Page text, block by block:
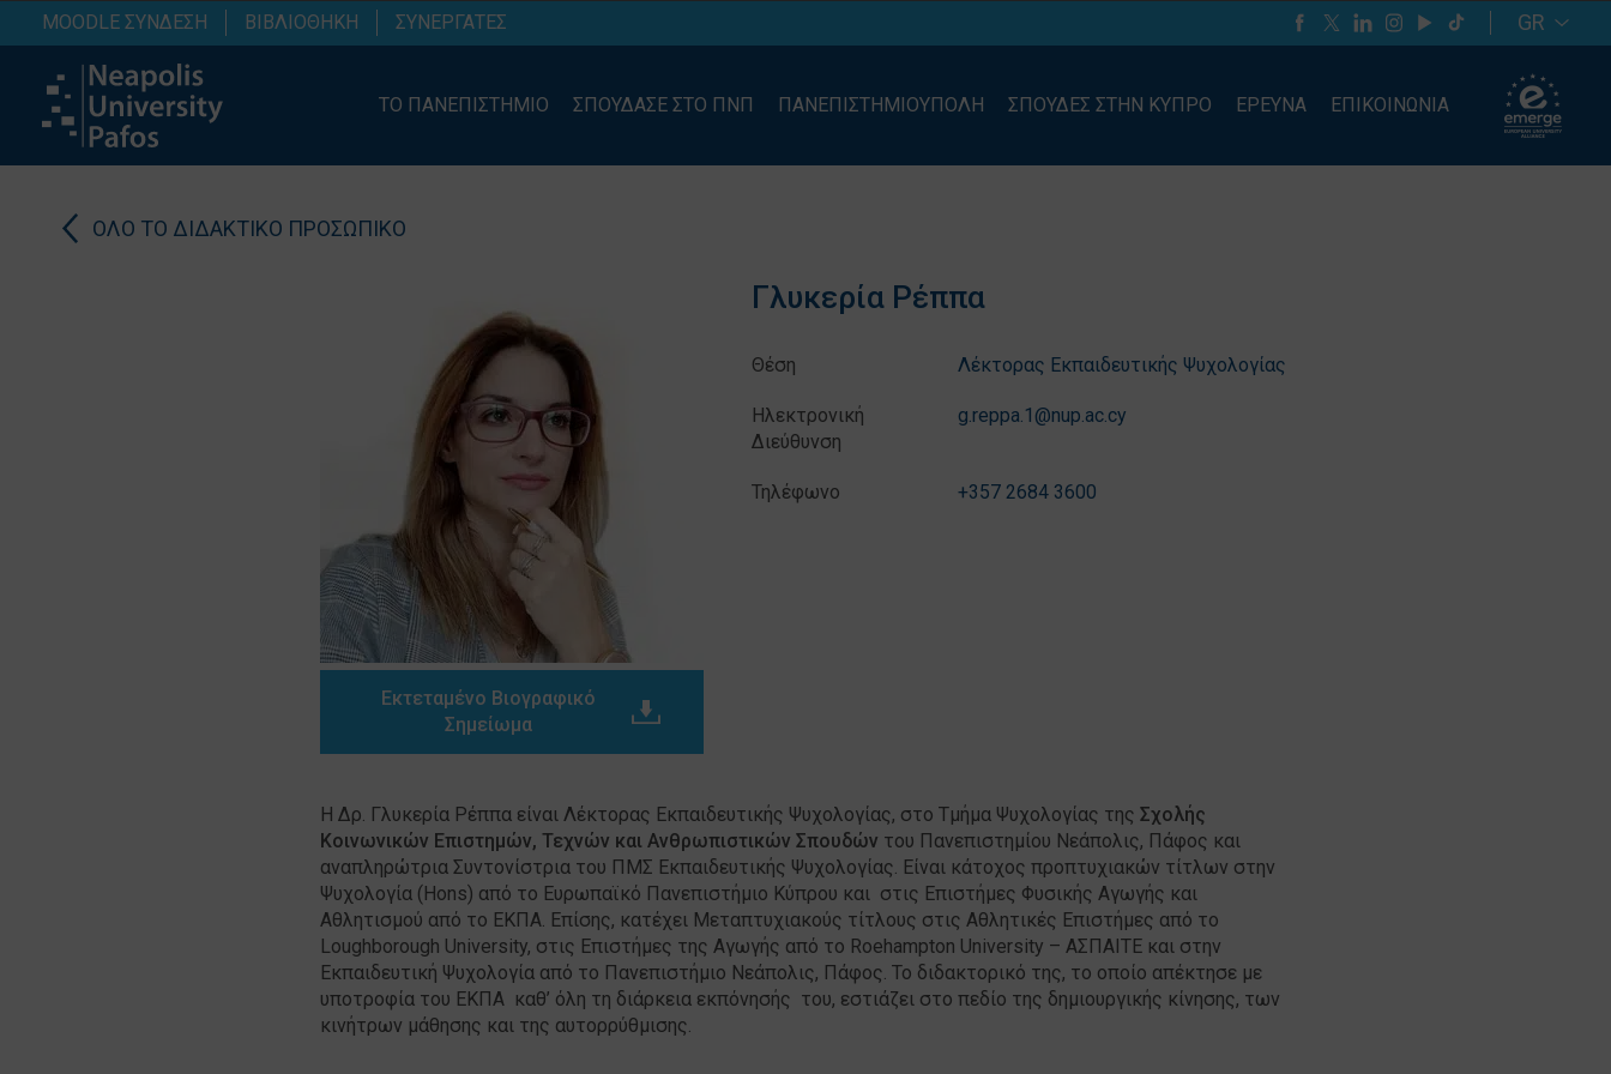
MOODLE ΣΥΝΔΕΣΗ ΒΙΒΛΙΟΘΗΚΗ ΣΥΝΕΡΓΑΤΕΣ GR
ΤΟ ΠΑΝΕΠΙΣΤΗΜΙΟ ΣΠΟΥΔΑΣΕ ΣΤΟ ΠΝΠ ΠΑΝΕΠΙΣΤΗΜΙΟΥΠΟΛΗ ΣΠΟΥΔΕΣ ΣΤΗΝ ΚΥΠΡΟ ΕΡΕΥΝΑ ΕΠΙΚΟΙΝΩΝΙΑ
ΟΛΟ ΤΟ ΔΙΔΑΚΤΙΚΟ ΠΡΟΣΩΠΙΚΟ
Εκτεταμένο Βιογραφικό
Σημείωμα
Γλυκερία Ρέππα
Θέση Λέκτορας Εκπαιδευτικής Ψυχολογίας
Ηλεκτρονική
Διεύθυνση
g.reppa.1@nup.ac.cy
Τηλέφωνο +357 2684 3600
H Δρ. Γλυκερία Ρέππα είναι Λέκτορας Εκπαιδευτικής Ψυχολογίας, στο Τμήμα Ψυχολογίας της Σχολής
Κοινωνικών Επιστημών, Τεχνών και Ανθρωπιστικών Σπουδών του Πανεπιστημίου Νεάπολις, Πάφος και
αναπληρώτρια Συντονίστρια του ΠΜΣ Εκπαιδευτικής Ψυχολογίας. Είναι κάτοχος προπτυχιακών τίτλων στην
Ψυχολογία (Hons) από το Ευρωπαϊκό Πανεπιστήμιο Κύπρου και στις Επιστήμες Φυσικής Αγωγής και
Αθλητισμού από το ΕΚΠΑ. Επίσης, κατέχει Μεταπτυχιακούς τίτλους στις Αθλητικές Επιστήμες από το
Loughborough University, στις Επιστήμες της Αγωγής από το Roehampton University – ΑΣΠAIΤΕ και στην
Εκπαιδευτική Ψυχολογία από το Πανεπιστήμιο Νεάπολις, Πάφος. Το διδακτορικό της, το οποίο απέκτησε με
υποτροφία του ΕΚΠΑ καθ’ όλη τη διάρκεια εκπόνησής του, εστιάζει στο πεδίο της δημιουργικής κίνησης, των
κινήτρων μάθησης και της αυτορρύθμισης.